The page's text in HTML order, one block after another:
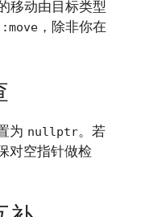
移动由目标类型
，除非你在
为 nullptr。若
对空指针做检